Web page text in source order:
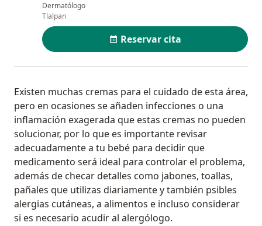
Dermatólogo
Tlalpan
Reservar cita
Existen muchas cremas para el cuidado de esta área,
pero en ocasiones se añaden infecciones o una
inflamación exagerada que estas cremas no pueden
solucionar, por lo que es importante revisar
adecuadamente a tu bebé para decidir que
medicamento será ideal para controlar el problema,
además de checar detalles como jabones, toallas,
pañales que utilizas diariamente y también psibles
alergias cutáneas, a alimentos e incluso considerar
si es necesario acudir al alergólogo.